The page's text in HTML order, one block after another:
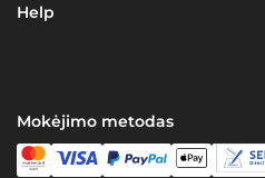
Help
Mokėjimo metodas